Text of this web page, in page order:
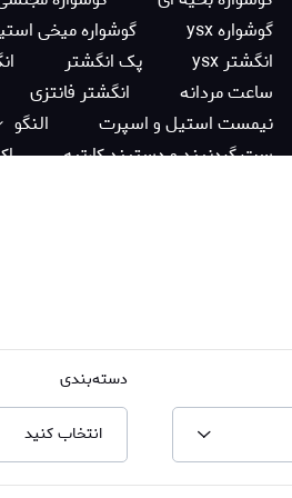
گوشواره ysx
گوشواره میخی
انگشتر ysx
پک انگشتر
ساعت مردانه
انگشتر فانتزی
نیمست استیل و اسپرت
النگو
ست گردنبند و دستبند کارتیه
دسته‌بندی
انتخاب کنید